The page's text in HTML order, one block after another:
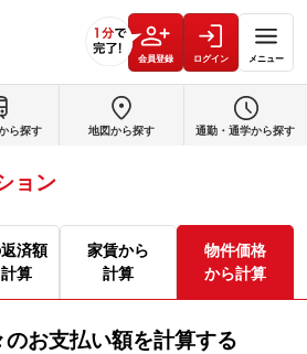
会員登録 ログイン メニュー
ら探す 地図から探す 通勤・通学から探す
ョン
済額
算
家賃から
計算
物件価格
から計算
お支払い額を計算する